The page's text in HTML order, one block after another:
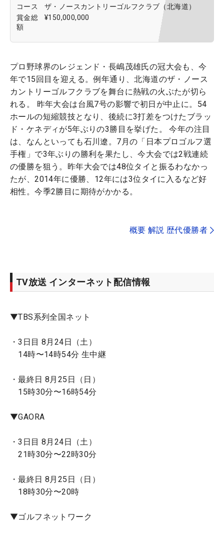
コース
ザ・ノースカントリーゴルフクラブ（北海道）
賞金総
額
¥150,000,000
プロ野球界のレジェンド・長嶋茂雄氏の冠大会も、今
年で15回目を迎える。例年通り、北海道のザ・ノース
カントリーゴルフクラブを舞台に熱戦の火ぶたが切ら
れる。 昨年大会は台風7号の影響で初日が中止に。54
ホールの短縮競技となり、後続に3打差をつけたブラッ
ド・ケネディが5年ぶりの3勝目を挙げた。 今年の注目
は、なんといっても石川遼。7月の「日本プロゴルフ選
手権」で3年ぶりの勝利を果たし、今大会では2戦連続
の優勝を狙う。昨年大会では48位タイと振るわなかっ
たが、2014年に優勝、12年には3位タイに入るなど好
相性。今季2勝目に期待がかかる。
概要 解説 歴代優勝者
TV放送 インターネット配信情報
▼TBS系列全国ネット
・3日目 8月24日（土）
14時〜14時54分 生中継
・最終日 8月25日（日）
15時30分〜16時54分
▼GAORA
・3日目 8月24日（土）
21時30分〜22時30分
・最終日 8月25日（日）
18時30分〜20時
▼ゴルフネットワーク